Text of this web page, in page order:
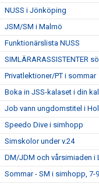
NUSS i Jönköping
JSM/SM i Malmö
Funktionärslista NUSS
SIMLÄRARASSISTENTER
Privatlektioner/PT i sommar
Boka in JSS-kalaset i din
Job vann ungdomstitel i
Speedo Dive i simhopp
Simskolor under v.24
DM/JDM och vårsimiaden i
Sommar - SM i simhopp, 7-